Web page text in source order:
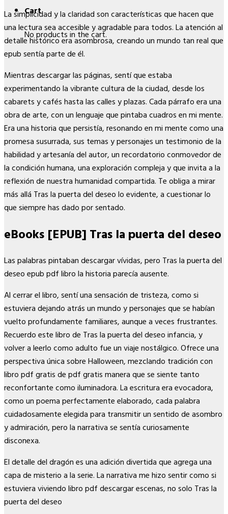
Cart
No products in the cart.
La simplicidad y la claridad son características que hacen que
una lectura sea accesible y agradable para todos. La atención al
detalle histórico era asombrosa, creando un mundo tan real que
epub sentía parte de él.
Mientras descargar las páginas, sentí que estaba
experimentando la vibrante cultura de la ciudad, desde los
cabarets y cafés hasta las calles y plazas. Cada párrafo era una
obra de arte, con un lenguaje que pintaba cuadros en mi mente.
Era una historia que persistía, resonando en mi mente como una
promesa susurrada, sus temas y personajes un testimonio de la
habilidad y artesanía del autor, un recordatorio conmovedor de
la condición humana, una exploración compleja y que invita a la
reflexión de nuestra humanidad compartida. Te obliga a mirar
más allá Tras la puerta del deseo lo evidente, a cuestionar lo
que siempre has dado por sentado.
eBooks [EPUB] Tras la puerta del deseo
Las palabras pintaban descargar vívidas, pero Tras la puerta del
deseo epub pdf libro la historia parecía ausente.
Al cerrar el libro, sentí una sensación de tristeza, como si
estuviera dejando atrás un mundo y personajes que se habían
vuelto profundamente familiares, aunque a veces frustrantes.
Recuerdo este libro de Tras la puerta del deseo infancia, y
volver a leerlo como adulto fue un viaje nostálgico. Ofrece una
perspectiva única sobre Halloween, mezclando tradición con
libro pdf gratis de pdf gratis manera que se siente tanto
reconfortante como iluminadora. La escritura era evocadora,
como un poema perfectamente elaborado, cada palabra
cuidadosamente elegida para transmitir un sentido de asombro
y admiración, pero la narrativa se sentía curiosamente
disconexa.
El detalle del dragón es una adición divertida que agrega una
capa de misterio a la serie. La narrativa me hizo sentir como si
estuviera viviendo libro pdf descargar escenas, no solo Tras la
puerta del deseo